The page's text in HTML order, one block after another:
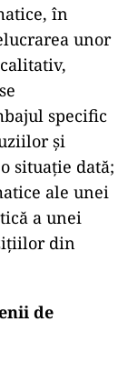
în
unor
specific
și
situaţie dată;
ale unei
a unei
din
de